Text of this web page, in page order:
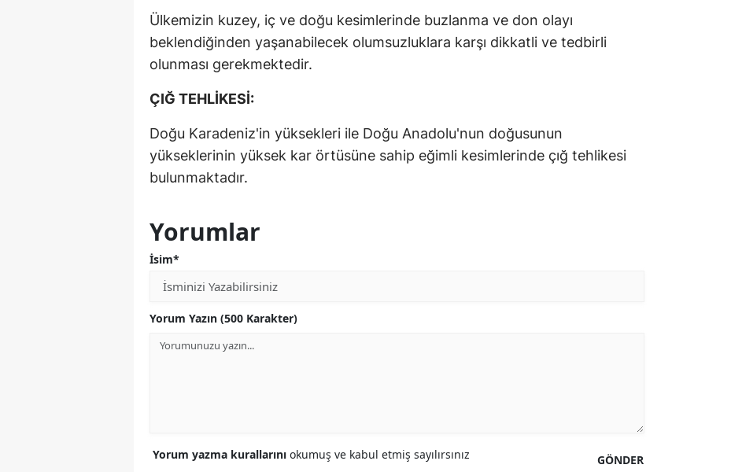
Ülkemizin kuzey, iç ve doğu kesimlerinde buzlanma ve don olayı
beklendiğinden yaşanabilecek olumsuzluklara karşı dikkatli ve tedbirli
olunması gerekmektedir.
ÇIĞ TEHLİKESİ:
Doğu Karadeniz'in yüksekleri ile Doğu Anadolu'nun doğusunun
yükseklerinin yüksek kar örtüsüne sahip eğimli kesimlerinde çığ tehlikesi
bulunmaktadır.
Yorumlar
İsim*
Yorum Yazın (500 Karakter)
GÖNDER
Yorum yazma kurallarını okumuş ve kabul etmiş sayılırsınız